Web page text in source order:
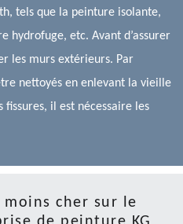
tels que la peinture isolante,
hydrofuge, etc. Avant d’assurer
les murs extérieurs. Par
nettoyés en enlevant la vieille
fissures, il est nécessaire les
cher sur le